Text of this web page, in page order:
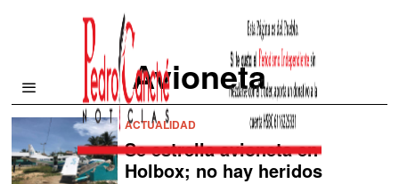
Avioneta
ACTUALIDAD
Se estrella avioneta en
Holbox; no hay heridos